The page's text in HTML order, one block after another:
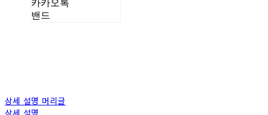
카카오톡
밴드
상세 설명 머리글